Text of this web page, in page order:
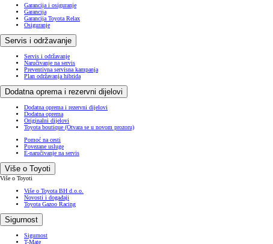
Garancija i osiguranje
Garancija
Garancija Toyota Relax
Osiguranje
Servis i održavanje
Servis i održavanje
Naručivanje na servis
Preventivna servisna kampanja
Plan održavanja hibrida
Dodatna oprema i rezervni dijelovi
Dodatna oprema i rezervni dijelovi
Dodatna oprema
Originalni dijelovi
Toyota boutique (Otvara se u novom prozoru)
Pomoć na cesti
Povezane usluge
E-naručivanje na servis
Više o Toyoti
Više o Toyoti
Više o Toyota BH d.o.o.
Novosti i događaji
Toyota Gazoo Racing
Sigurnost
Sigurnost
T-Mate